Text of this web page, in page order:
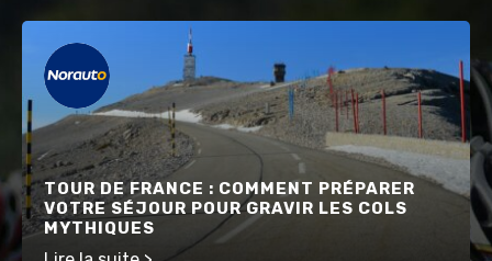
TOUR DE FRANCE : COMMENT PRÉPARER
VOTRE SÉJOUR POUR GRAVIR LES COLS
MYTHIQUES